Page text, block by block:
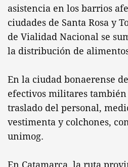
asistencia en los barrios
ciudades de Santa Rosa y
de Vialidad Nacional se
la distribución de
En la ciudad bonaerense
efectivos militares
traslado del personal,
vestimenta y colchones,
unimog.
En Catamarca, la ruta